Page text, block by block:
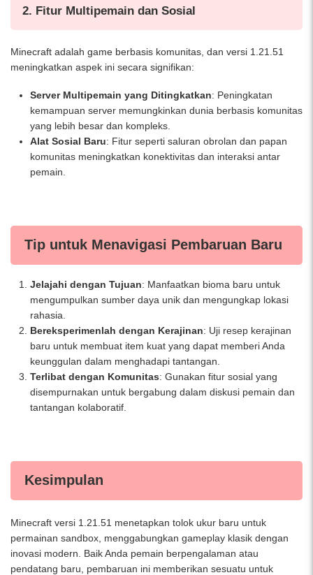
2. Fitur Multipemain dan Sosial
Minecraft adalah game berbasis komunitas, dan versi 1.21.51
meningkatkan aspek ini secara signifikan:
Server Multipemain yang Ditingkatkan: Peningkatan
kemampuan server memungkinkan dunia berbasis komunitas
yang lebih besar dan kompleks.
Alat Sosial Baru: Fitur seperti saluran obrolan dan papan
komunitas meningkatkan konektivitas dan interaksi antar
pemain.
Tip untuk Menavigasi Pembaruan Baru
Jelajahi dengan Tujuan: Manfaatkan bioma baru untuk
mengumpulkan sumber daya unik dan mengungkap lokasi
rahasia.
Bereksperimenlah dengan Kerajinan: Uji resep kerajinan
baru untuk membuat item kuat yang dapat memberi Anda
keunggulan dalam menghadapi tantangan.
Terlibat dengan Komunitas: Gunakan fitur sosial yang
disempurnakan untuk bergabung dalam diskusi pemain dan
tantangan kolaboratif.
Kesimpulan
Minecraft versi 1.21.51 menetapkan tolok ukur baru untuk
permainan sandbox, menggabungkan gameplay klasik dengan
inovasi modern. Baik Anda pemain berpengalaman atau
pendatang baru, pembaruan ini memberikan sesuatu untuk